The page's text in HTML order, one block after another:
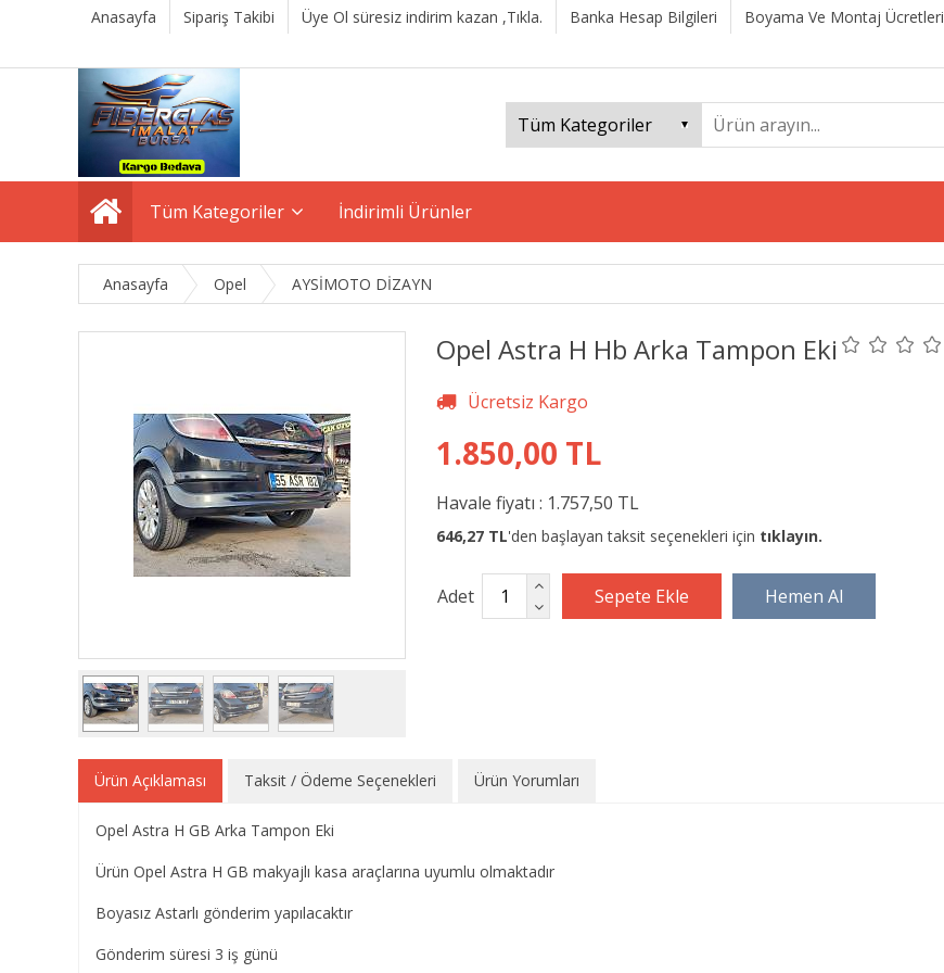
Anasayfa Sipariş Takibi Üye Ol süresiz indirim kazan ,Tıkla. Banka Hesap Bilgileri Boyama Ve Montaj Ücretleri
Tüm Kategoriler İndirimli Ürünler
Anasayfa Opel AYSİMOTO DİZAYN
Opel Astra H Hb Arka Tampon Eki
1.850,00 TL
Havale fiyatı : 1.757,50 TL
646,27 TL'den başlayan taksit seçenekleri için tıklayın.
Adet
Ürün Açıklaması Taksit / Ödeme Seçenekleri Ürün Yorumları
Opel Astra H GB Arka Tampon Eki
Ürün Opel Astra H GB makyajlı kasa araçlarına uyumlu olmaktadır
Boyasız Astarlı gönderim yapılacaktır
Gönderim süresi 3 iş günü